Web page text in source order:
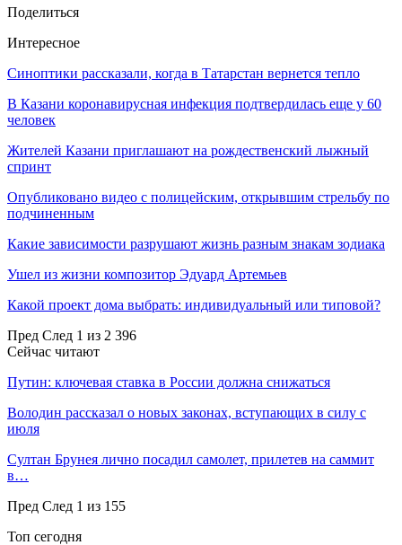
Поделиться
Интересное
Синоптики рассказали, когда в Татарстан вернется тепло
В Казани коронавирусная инфекция подтвердилась еще у 60
человек
Жителей Казани приглашают на рождественский лыжный
спринт
Опубликовано видео с полицейским, открывшим стрельбу по
подчиненным
Какие зависимости разрушают жизнь разным знакам зодиака
Ушел из жизни композитор Эдуард Артемьев
Какой проект дома выбрать: индивидуальный или типовой?
Пред След 1 из 2 396
Сейчас читают
Путин: ключевая ставка в России должна снижаться
Володин рассказал о новых законах, вступающих в силу с
июля
Султан Брунея лично посадил самолет, прилетев на саммит
в…
Пред След 1 из 155
Топ сегодня